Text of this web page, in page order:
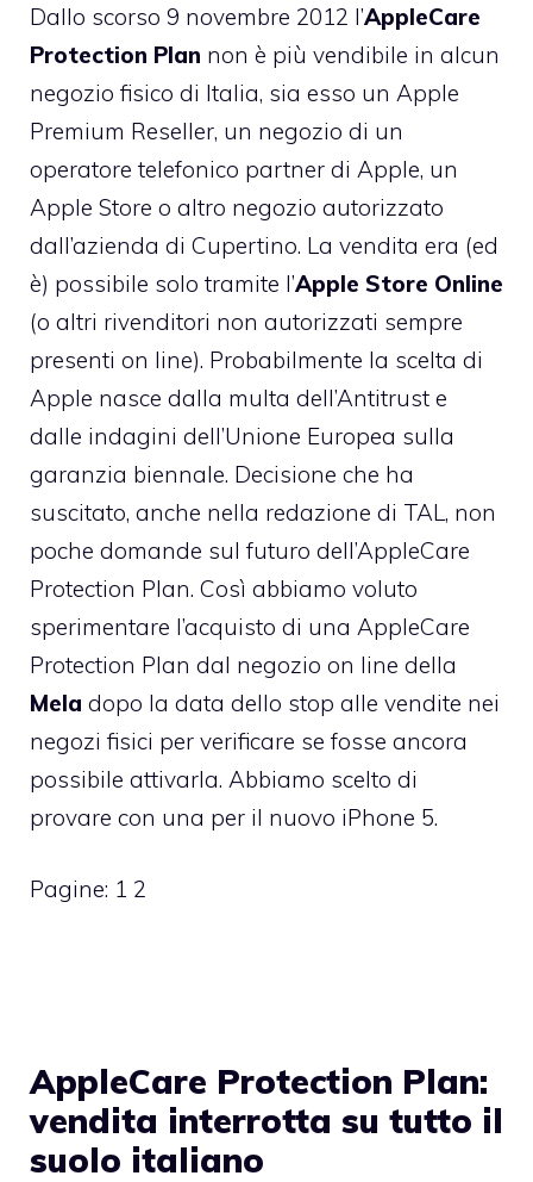
Dallo scorso 9 novembre 2012 l’AppleCare
Protection Plan non è più vendibile in alcun
negozio fisico di Italia, sia esso un Apple
Premium Reseller, un negozio di un
operatore telefonico partner di Apple, un
Apple Store o altro negozio autorizzato
dall’azienda di Cupertino. La vendita era (ed
è) possibile solo tramite l’Apple Store Online
(o altri rivenditori non autorizzati sempre
presenti on line). Probabilmente la scelta di
Apple nasce dalla multa dell’Antitrust e
dalle indagini dell’Unione Europea sulla
garanzia biennale. Decisione che ha
suscitato, anche nella redazione di TAL, non
poche domande sul futuro dell’AppleCare
Protection Plan. Così abbiamo voluto
sperimentare l’acquisto di una AppleCare
Protection Plan dal negozio on line della
Mela dopo la data dello stop alle vendite nei
negozi fisici per verificare se fosse ancora
possibile attivarla. Abbiamo scelto di
provare con una per il nuovo iPhone 5.
Pagine: 1 2
AppleCare Protection Plan:
vendita interrotta su tutto il
suolo italiano